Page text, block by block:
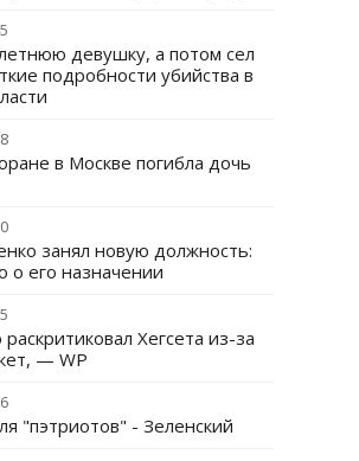
девушку, а потом сел
подробности убийства в
в Москве погибла дочь
занял новую должность:
о его назначении
Хегсета из-за
— WP
"пэтриотов" - Зеленский